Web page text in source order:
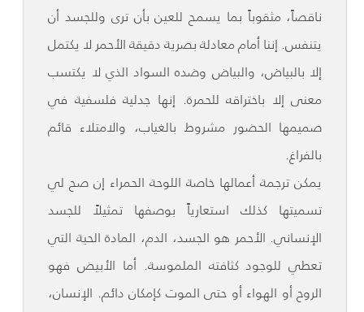
ناقصاً، مثقوباً بما يسمح للعين بأن ترى وللجسد أن
يتنفس. إننا أمام معادلة بصرية دقيقة الأحمر لا يكتمل
إلا بالبياض، والبياض وضده السواد الذي لا يكتسب
معنى إلا باختراقه للحمرة. إنها جدلية فلسفية في
صميمها الحضور مشروط بالغياب، والامتلاء قائم
بالفراغ.
يمكن ترجمة أعمالها خاصة اللوحة الحمراء إن صح لي
تسميتها كذلك استعارياً بوصفها تمثيلاً للجسد
الإنساني. الأحمر هو الجسد، الدم، المادة الحية التي
تعطي للوجود كثافته الملموسة. أما الأبيض فهو
الروح أو الهواء أو حتى الموت كإمكان دائم. الإنسان،